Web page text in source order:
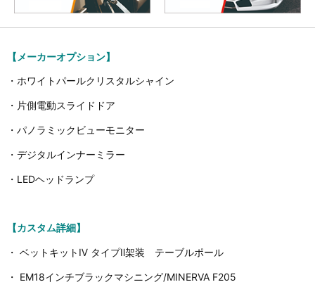
【メーカーオプション】
・ホワイトパールクリスタルシャイン
・片側電動スライドドア
・パノラミックビューモニター
・デジタルインナーミラー
・LEDヘッドランプ
【カスタム詳細】
・ ベットキットⅣ タイプⅡ架装 テーブルポール
・ EM18インチブラックマシニング/MINERVA F205